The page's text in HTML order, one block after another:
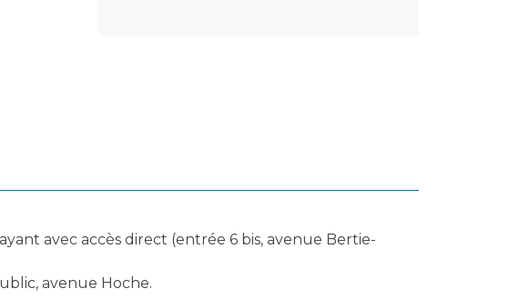
avec accès direct (entrée 6 bis, avenue Bertie-
avenue Hoche.